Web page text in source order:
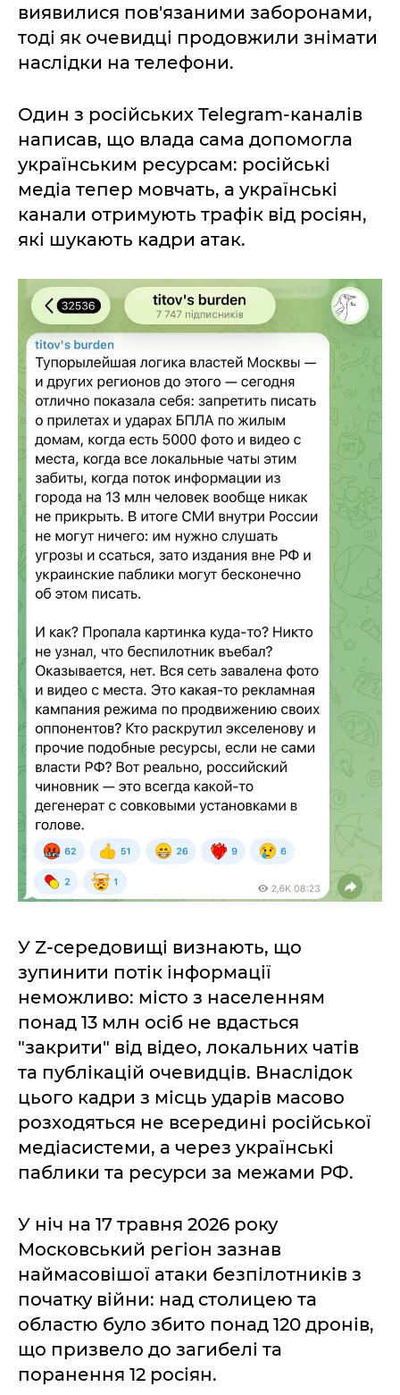
виявилися пов'язаними заборонами,
тоді як очевидці продовжили знімати
наслідки на телефони.
Один з російських Telegram-каналів
написав, що влада сама допомогла
українським ресурсам: російські
медіа тепер мовчать, а українські
канали отримують трафік від росіян,
які шукають кадри атак.
У Z-середовищі визнають, що
зупинити потік інформації
неможливо: місто з населенням
понад 13 млн осіб не вдасться
"закрити" від відео, локальних чатів
та публікацій очевидців. Внаслідок
цього кадри з місць ударів масово
розходяться не всередині російської
медіасистеми, а через українські
паблики та ресурси за межами РФ.
У ніч на 17 травня 2026 року
Московський регіон зазнав
наймасовішої атаки безпілотників з
початку війни: над столицею та
областю було збито понад 120 дронів,
що призвело до загибелі та
поранення 12 росіян.